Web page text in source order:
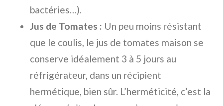
bactéries…).
Jus de Tomates : Un peu moins résistant
que le coulis, le jus de tomates maison se
conserve idéalement 3 à 5 jours au
réfrigérateur, dans un récipient
hermétique, bien sûr. L’herméticité, c’est la